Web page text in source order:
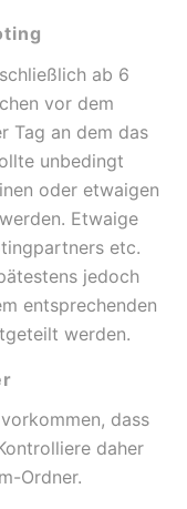
ab 6
vor dem
Tag an dem das
unbedingt
oder etwaigen
Etwaige
etc.
jedoch
entsprechenden
werden.
dass
daher
Ordner.